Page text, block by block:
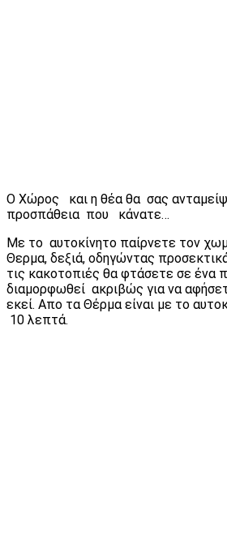
Ο Χώρος και η θέα θα σας
προσπάθεια που κάνατε…
Με το αυτοκίνητο παίρνετε τον
Θερμα, δεξιά, οδηγώντας
τις κακοτοπιές θα φτάσετε σε ένα
διαμορφωθεί ακριβώς για να
εκεί. Απο τα Θέρμα είναι με το
10 λεπτά.